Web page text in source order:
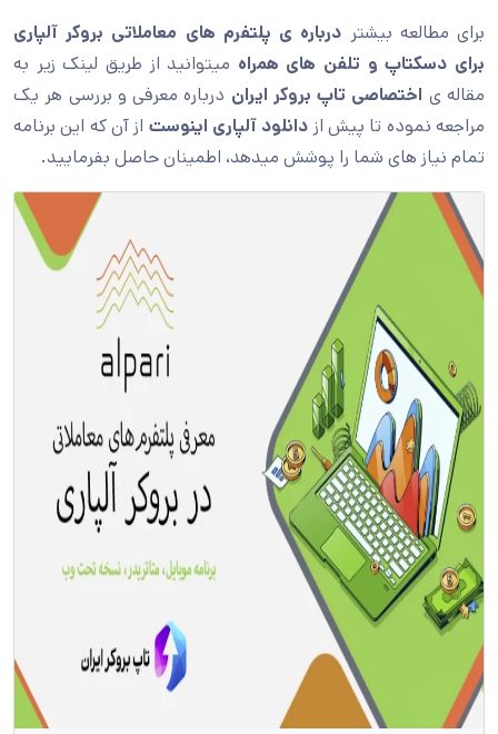
برای مطالعه بیشتر درباره ی پلتفرم های معاملاتی بروکر آلپاری
برای دسکتاپ و تلفن های همراه میتوانید از طریق لینک زیر به
مقاله ی اختصاصی تاپ بروکر ایران درباره معرفی و بررسی هر یک
مراجعه نموده تا پیش از دانلود آلپاری اینوست از آن که این برنامه
تمام نیاز های شما را پوشش میدهد، اطمینان حاصل بفرمایید.